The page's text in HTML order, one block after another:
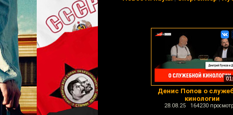
Денис Попов о
кинологии
28.08.25 164230